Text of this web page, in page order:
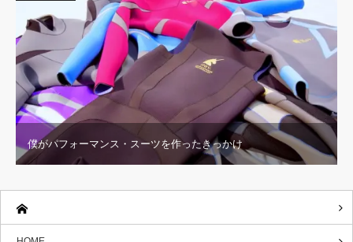
僕がパフォーマンス・スーツを作ったきっかけ